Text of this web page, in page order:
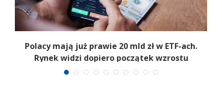
Polacy mają już prawie 20 mld zł w ETF-ach.
Rynek widzi dopiero początek wzrostu